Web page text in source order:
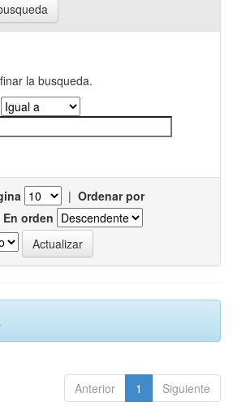
la busqueda.
| Ordenar por
En orden
Anterior 1 Siguiente